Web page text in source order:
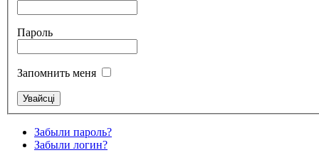
Пароль
Запомнить меня
Забыли пароль?
Забыли логин?